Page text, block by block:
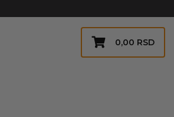
0,00 RSD